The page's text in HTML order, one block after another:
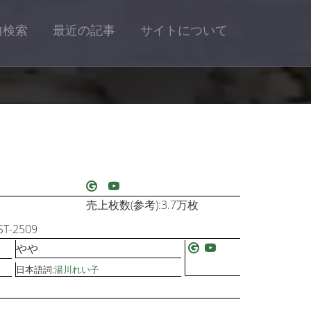
索 最近の記事 サイトについて
売上枚数(参考):3.7万枚
2509
やや
日本語詞:湯川れい子